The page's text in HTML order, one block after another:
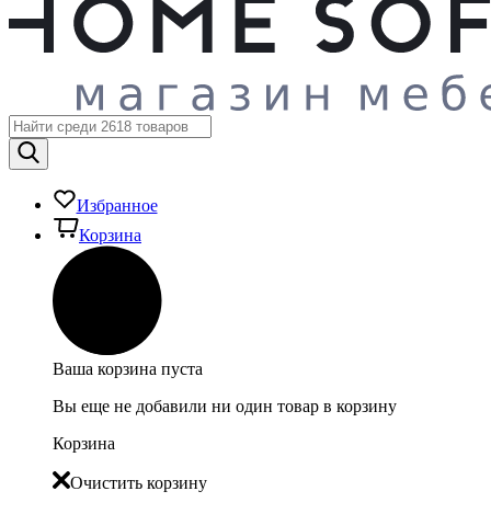
Избранное
Корзина
Ваша корзина пуста
Вы еще не добавили ни один товар в корзину
Корзина
Очистить корзину